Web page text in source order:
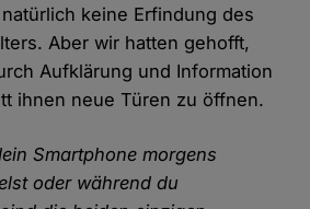
keine Erfindung des
Aber wir hatten gehofft,
Aufklärung und Information
ihnen neue Türen zu öffnen.
Smartphone morgens
oder während du